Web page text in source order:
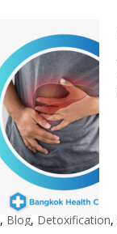
, Blog, Detoxification,